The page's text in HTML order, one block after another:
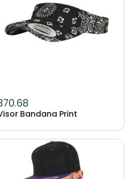
Bandana Print